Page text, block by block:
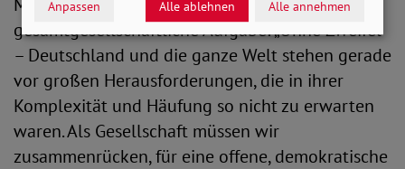
gesamtgesellschaftliche Aufgabe: „Ohne Zweifel
– Deutschland und die ganze Welt stehen gerade
vor großen Herausforderungen, die in ihrer
Komplexität und Häufung so nicht zu erwarten
waren. Als Gesellschaft müssen wir
zusammenrücken, für eine offene, demokratische
Anpassen Alle ablehnen Alle annehmen